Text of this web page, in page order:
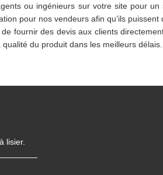
ou ingénieurs sur votre site pour un
pour nos vendeurs afin qu’ils puissent
fournir des devis aux clients
du produit dans les meilleurs délais.
lisier.